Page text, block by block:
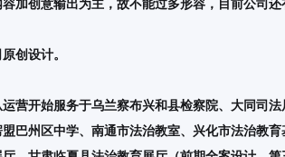
创设计。
营开始服务于乌兰察布兴和县检察院、大同司
巴州区中学、南通市法治教室、兴化市法治教